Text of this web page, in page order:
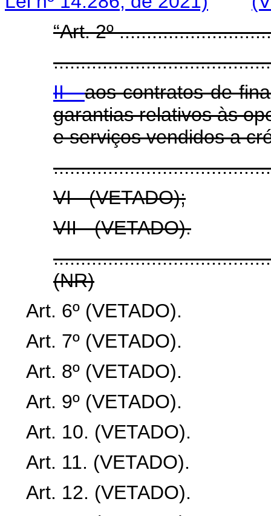
“Art. 2º
II -aos contratos de
garantias relativos às
e serviços vendidos a
VI - (VETADO);
VII - (VETADO).
(NR)
Art. 6º (VETADO).
Art. 7º (VETADO).
Art. 8º (VETADO).
Art. 9º (VETADO).
Art. 10. (VETADO).
Art. 11. (VETADO).
Art. 12. (VETADO).